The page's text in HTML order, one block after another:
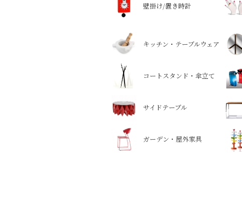
壁掛け/置き時計
キッチン・テーブルウェア
コートスタンド・傘立て
サイドテーブル
ガーデン・屋外家具